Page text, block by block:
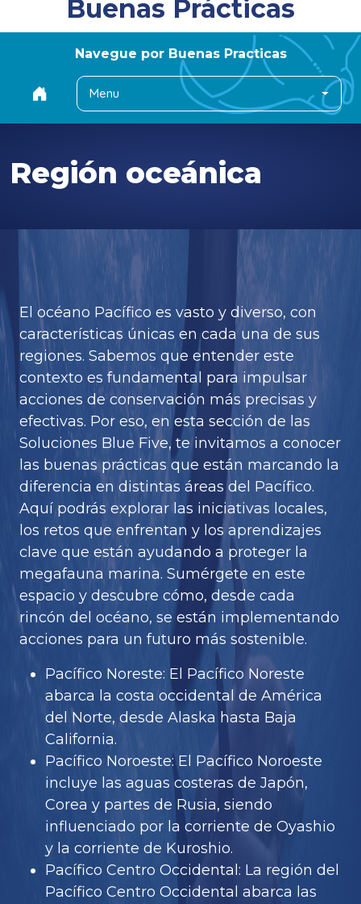
Buenas Prácticas
Navegue por Buenas Practicas
Menu
Región oceánica
El océano Pacífico es vasto y diverso, con
características únicas en cada una de sus
regiones. Sabemos que entender este
contexto es fundamental para impulsar
acciones de conservación más precisas y
efectivas. Por eso, en esta sección de las
Soluciones Blue Five, te invitamos a conocer
las buenas prácticas que están marcando la
diferencia en distintas áreas del Pacífico.
Aquí podrás explorar las iniciativas locales,
los retos que enfrentan y los aprendizajes
clave que están ayudando a proteger la
megafauna marina. Sumérgete en este
espacio y descubre cómo, desde cada
rincón del océano, se están implementando
acciones para un futuro más sostenible.
Pacífico Noreste: El Pacífico Noreste
abarca la costa occidental de América
del Norte, desde Alaska hasta Baja
California.
Pacífico Noroeste: El Pacífico Noroeste
incluye las aguas costeras de Japón,
Corea y partes de Rusia, siendo
influenciado por la corriente de Oyashio
y la corriente de Kuroshio.
Pacífico Centro Occidental: La región del
Pacífico Centro Occidental abarca las